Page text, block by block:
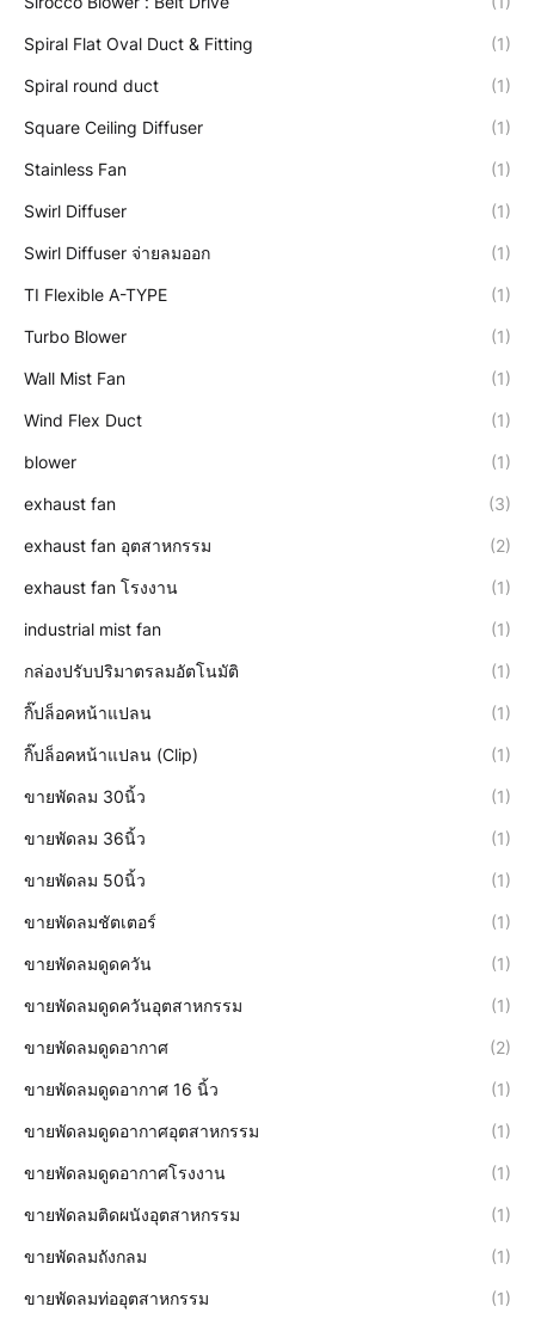
Spiral Flat Oval Duct & Fitting (1)
Spiral round duct (1)
Square Ceiling Diffuser (1)
Stainless Fan (1)
Swirl Diffuser (1)
Swirl Diffuser จ่ายลมออก (1)
TI Flexible A-TYPE (1)
Turbo Blower (1)
Wall Mist Fan (1)
Wind Flex Duct (1)
blower (1)
exhaust fan (3)
exhaust fan อุตสาหกรรม (2)
exhaust fan โรงงาน (1)
industrial mist fan (1)
กล่องปรับปริมาตรลมอัตโนมัติ (1)
กิ๊ปล็อคหน้าแปลน (1)
กิ๊ปล็อคหน้าแปลน (Clip) (1)
ขายพัดลม 30นิ้ว (1)
ขายพัดลม 36นิ้ว (1)
ขายพัดลม 50นิ้ว (1)
ขายพัดลมชัตเตอร์ (1)
ขายพัดลมดูดควัน (1)
ขายพัดลมดูดควันอุตสาหกรรม (1)
ขายพัดลมดูดอากาศ (2)
ขายพัดลมดูดอากาศ 16 นิ้ว (1)
ขายพัดลมดูดอากาศอุตสาหกรรม (1)
ขายพัดลมดูดอากาศโรงงาน (1)
ขายพัดลมติดผนังอุตสาหกรรม (1)
ขายพัดลมถังกลม (1)
ขายพัดลมท่ออุตสาหกรรม (1)